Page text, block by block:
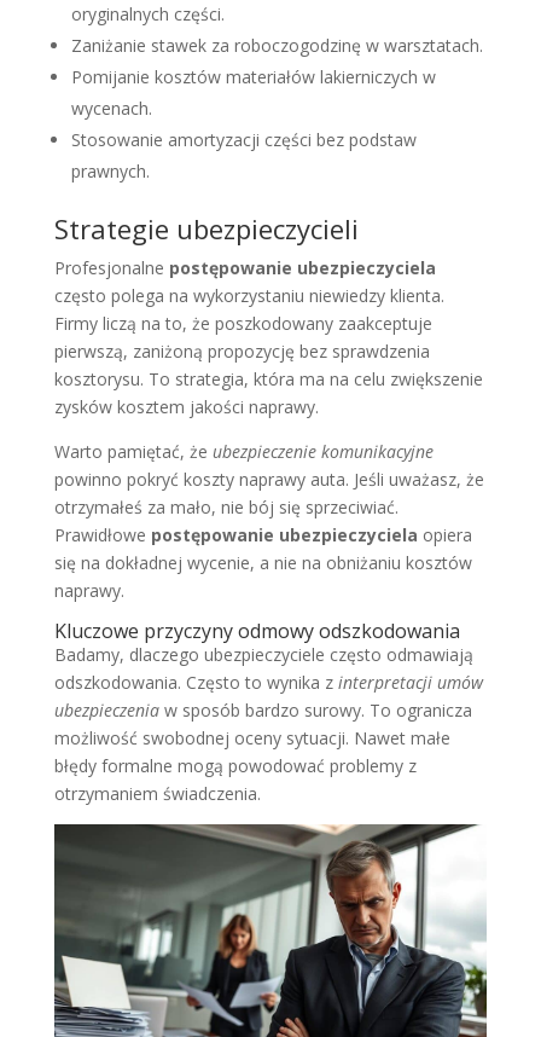
oryginalnych części.
Zaniżanie stawek za roboczogodzinę w warsztatach.
Pomijanie kosztów materiałów lakierniczych w
wycenach.
Stosowanie amortyzacji części bez podstaw
prawnych.
Strategie ubezpieczycieli
Profesjonalne postępowanie ubezpieczyciela
często polega na wykorzystaniu niewiedzy klienta.
Firmy liczą na to, że poszkodowany zaakceptuje
pierwszą, zaniżoną propozycję bez sprawdzenia
kosztorysu. To strategia, która ma na celu zwiększenie
zysków kosztem jakości naprawy.
Warto pamiętać, że ubezpieczenie komunikacyjne
powinno pokryć koszty naprawy auta. Jeśli uważasz, że
otrzymałeś za mało, nie bój się sprzeciwiać.
Prawidłowe postępowanie ubezpieczyciela opiera
się na dokładnej wycenie, a nie na obniżaniu kosztów
naprawy.
Kluczowe przyczyny odmowy odszkodowania
Badamy, dlaczego ubezpieczyciele często odmawiają
odszkodowania. Często to wynika z interpretacji umów
ubezpieczeniaw sposób bardzo surowy. To ogranicza
możliwość swobodnej oceny sytuacji. Nawet małe
błędy formalne mogą powodować problemy z
otrzymaniem świadczenia.